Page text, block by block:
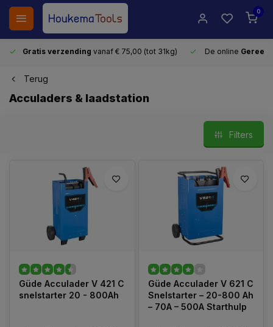
0
Gratis verzending vanaf € 75,00 (tot 31kg) De online
Terug
Acculaders & laadstation
Filters
Güde Acculader V 421 C
snelstarter 20 - 800Ah
Güde Acculader V 621 C
Snelstarter – 20-800 Ah
– 70A – 500A Starthulp